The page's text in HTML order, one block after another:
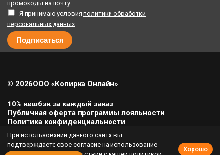
промокоды на почту
Я принимаю условия политики обработки
персональных данных
© 2026ООО «Копирка Онлайн»
10% кешбэк за каждый заказ
Публичная оферта программы лояльности
Политика конфиденциальности
Урегулирование претензий
При использовании данного сайта вы
подтверждаете свое согласие на использование
Хорошо